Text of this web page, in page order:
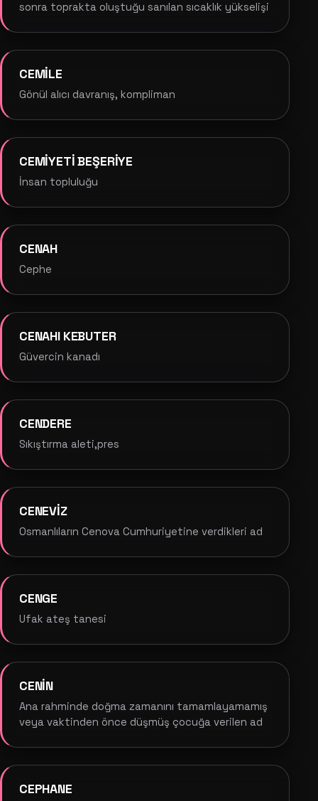
sonra toprakta oluştuğu sanılan sıcaklık yükselişi
CEMİLE
Gönül alıcı davranış, kompliman
CEMİYETİ BEŞERİYE
İnsan topluluğu
CENAH
Cephe
CENAHI KEBUTER
Güvercin kanadı
CENDERE
Sıkıştırma aleti,pres
CENEVİZ
Osmanlıların Cenova Cumhuriyetine verdikleri ad
CENGE
Ufak ateş tanesi
CENİN
Ana rahminde doğma zamanını tamamlayamamış
veya vaktinden önce düşmüş çocuğa verilen ad
CEPHANE